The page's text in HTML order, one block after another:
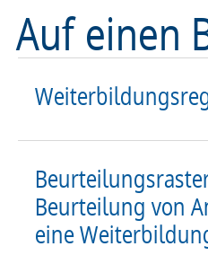
Auf einen
Beurteilung von
eine